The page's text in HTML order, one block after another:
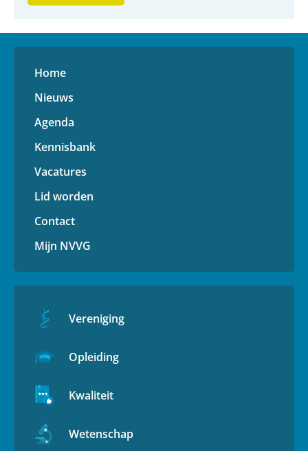
Home
Nieuws
Agenda
Kennisbank
Vacatures
Lid worden
Contact
Mijn NVVG
Vereniging
Opleiding
Kwaliteit
Wetenschap